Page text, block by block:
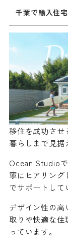
千葉で輸入住
移住を成功させ
暮らしまで見据
Ocean Studio
寧にヒアリン
でサポートして
デザイン性の高
取りや快適な住
っています。